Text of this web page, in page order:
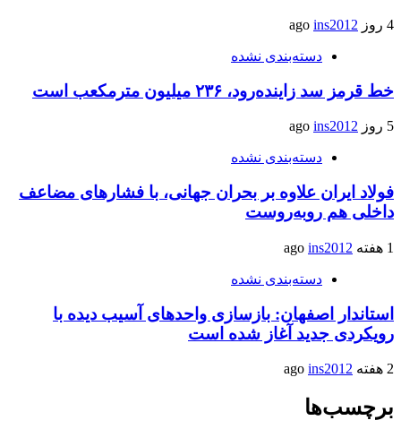
4 روز ago ins2012
دسته‌بندی نشده
خط قرمز سد زاینده‌رود، ۲۳۶ میلیون مترمکعب است
5 روز ago ins2012
دسته‌بندی نشده
فولاد ایران علاوه بر بحران جهانی، با فشارهای مضاعف
داخلی هم روبه‌روست
1 هفته ago ins2012
دسته‌بندی نشده
استاندار اصفهان: بازسازی واحدهای آسیب دیده با
رویکردی جدید آغاز شده است
2 هفته ago ins2012
برچسب‌ها